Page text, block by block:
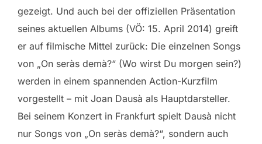
gezeigt. Und auch bei der offiziellen Präsentation
seines aktuellen Albums (VÖ: 15. April 2014) greift
er auf filmische Mittel zurück: Die einzelnen Songs
von „On seràs demà?“ (Wo wirst Du morgen sein?)
werden in einem spannenden Action-Kurzfilm
vorgestellt – mit Joan Dausà als Hauptdarsteller.
Bei seinem Konzert in Frankfurt spielt Dausà nicht
nur Songs von „On seràs demà?“, sondern auch